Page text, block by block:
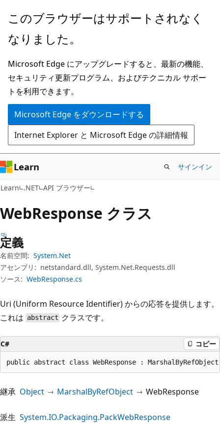
メ
ン
ン
テ
ン
ツ
に
ス
キ
ッ
プ
ペ
ジ
ナ
ビ
ゲ
ー
シ
ョ
ン
に
ス
キ
ッ
プ
このブラウザーはサポートされなく
なりました。
Microsoft Edge にアップグレードすると、最新の機能、
セキュリティ更新プログラム、およびテクニカル サポー
トを利用できます。
Microsoft Edge をダウンロードする
Internet Explorer と Microsoft Edge の詳細情報
Learn サインイン
Learn .NET API ブラウザー
WebResponse クラス
定義
名前空間: System.Net
アセンブリ: netstandard.dll, System.Net.Requests.dll
ソース: WebResponse.cs
Uri (Uniform Resource Identifier) からの応答を提供します。
これは abstract クラスです。
C# コピー
public abstract class WebResponse :
継承 Object MarshalByRefObject WebResponse
派生 System.IO.Packaging.PackWebResponse